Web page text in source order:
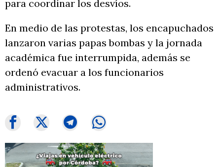
para coordinar los desvíos.
En medio de las protestas, los encapuchados
lanzaron varias papas bombas y la jornada
académica fue interrumpida, además se
ordenó evacuar a los funcionarios
administrativos.